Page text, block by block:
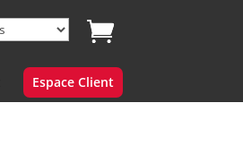
Espace Client